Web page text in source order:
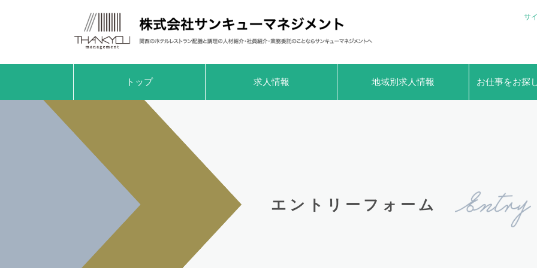
サ
トップ 求人情報 地域別求人情報 お仕事をお探
エントリーフォーム